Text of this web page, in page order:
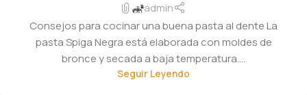
admin
Consejos para cocinar una buena pasta al dente La
pasta Spiga Negra está elaborada con moldes de
bronce y secada a baja temperatura....
Seguir Leyendo